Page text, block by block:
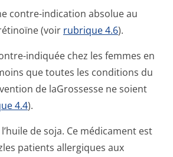
contre-indication absolue au
(voir rubrique 4.6).
indiquée chez les femmes en
que toutes les conditions du
de laGrossesse ne soient
4.4).
de soja. Ce médicament est
patients allergiques aux